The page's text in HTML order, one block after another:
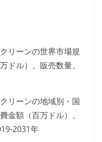
リーンの世界市場規
ドル）、販売数量、
リーンの地域別・国
金額（百万ドル）、
2031年